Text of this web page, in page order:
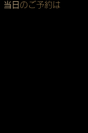
当日 のご予約は